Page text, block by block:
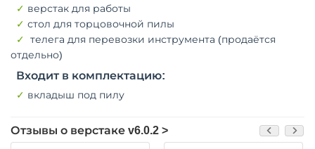
✓ верстак для работы
✓ стол для торцовочной пилы
✓
телега для перевозки инструмента (продаётся
отдельно)
Входит в комплектацию:
✓ вкладыш под пилу
Отзывы о верстаке v6.0.2 >